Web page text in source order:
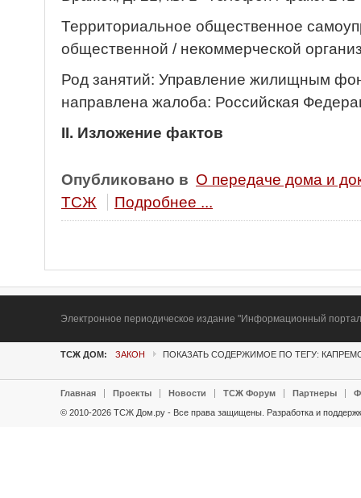
Территориальное общественное
общественной / некоммерческой
Род занятий: Управление жилищным
направлена жалоба: Российская
II. Изложение фактов
Опубликовано в О передаче дома и
ТСЖ
Подробнее ...
Электронное периодическое издание "Информационный
ТСЖ ДОМ: ЗАКОН ПОКАЗАТЬ СОДЕРЖИМОЕ ПО ТЕГУ:
Главная Проекты Новости ТСЖ Форум Партнеры
© 2010-2026 ТСЖ Дом.ру - Все права защищены. Разработка и